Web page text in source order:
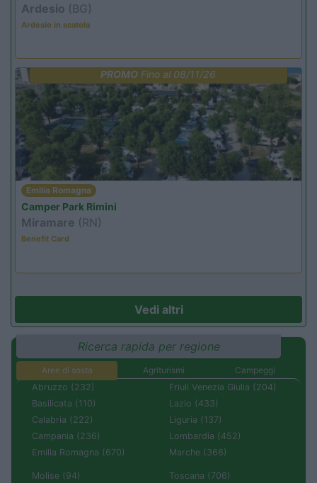
Ardesio (BG)
Ardesio in scatola
PROMO Fino al 08/11/26
Emilia Romagna
Camper Park Rimini
Miramare (RN)
Benefit Card
Vedi altri
Ricerca rapida per regione
Aree di sosta Agriturismi
Campeggi
Abruzzo (232)
Basilicata (110)
Calabria (222)
Campania (236)
Emilia Romagna (670)
Friuli Venezia Giulia (204)
Lazio (433)
Liguria (137)
Lombardia (452)
Marche (366)
Molise (94) Toscana (706)